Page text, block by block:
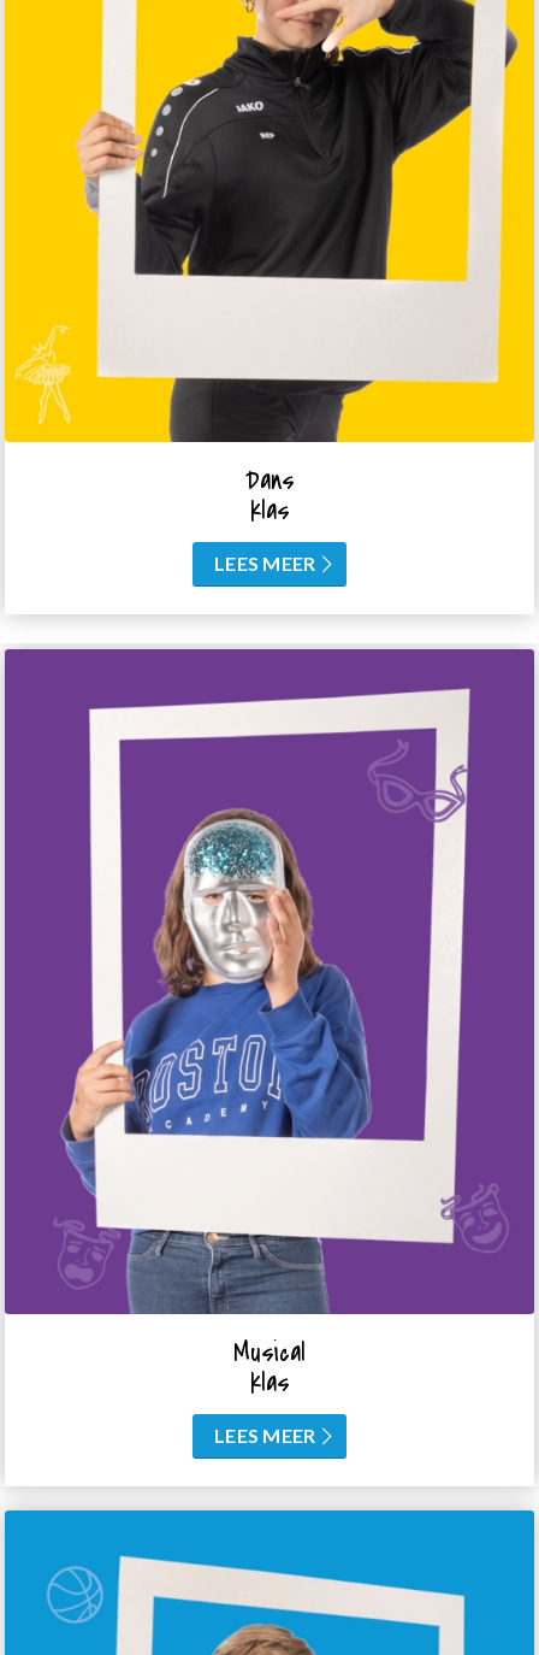
Dans
klas
LEES MEER
Musical
klas
LEES MEER